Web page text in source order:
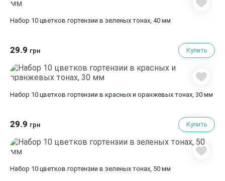
Набор 10 цветков гортензии в зеленых тонах, 40 мм
29.9 грн Купить
Набор 10 цветков гортензии в красных и оранжевых тонах, 30 мм
29.9 грн Купить
Набор 10 цветков гортензии в зеленых тонах, 50 мм